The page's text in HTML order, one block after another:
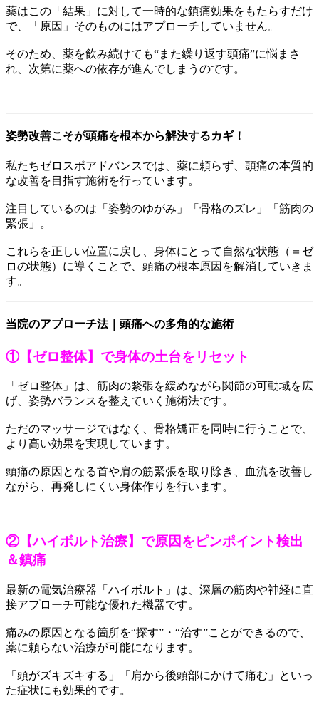
薬はこの「結果」に対して一時的な鎮痛効果をもたらすだけ
で、「原因」そのものにはアプローチしていません。
そのため、薬を飲み続けても“また繰り返す頭痛”に悩まさ
れ、次第に薬への依存が進んでしまうのです。
姿勢改善こそが頭痛を根本から解決するカギ！
私たちゼロスポアドバンスでは、薬に頼らず、頭痛の本質的
な改善を目指す施術を行っています。
注目しているのは「姿勢のゆがみ」「骨格のズレ」「筋肉の
緊張」。
これらを正しい位置に戻し、身体にとって自然な状態（＝ゼ
ロの状態）に導くことで、頭痛の根本原因を解消していきま
す。
当院のアプローチ法｜頭痛への多角的な施術
①【ゼロ整体】で身体の土台をリセット
「ゼロ整体」は、筋肉の緊張を緩めながら関節の可動域を広
げ、姿勢バランスを整えていく施術法です。
ただのマッサージではなく、骨格矯正を同時に行うことで、
より高い効果を実現しています。
頭痛の原因となる首や肩の筋緊張を取り除き、血流を改善し
ながら、再発しにくい身体作りを行います。
②【ハイボルト治療】で原因をピンポイント検出
＆鎮痛
最新の電気治療器「ハイボルト」は、深層の筋肉や神経に直
接アプローチ可能な優れた機器です。
痛みの原因となる箇所を“探す”・“治す”ことができるので、
薬に頼らない治療が可能になります。
「頭がズキズキする」「肩から後頭部にかけて痛む」といっ
た症状にも効果的です。